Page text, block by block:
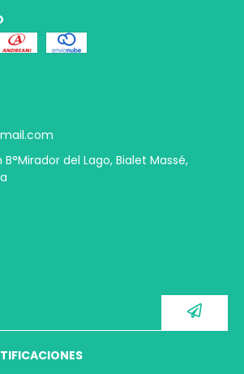
del Lago, Bialet Massé,